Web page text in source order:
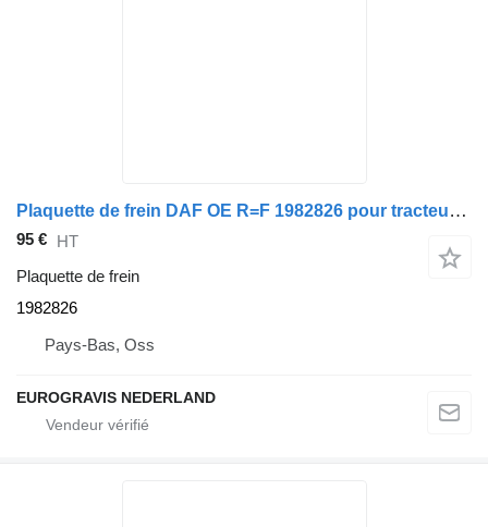
Plaquette de frein DAF OE R=F 1982826 pour tracteur routier DAF CF/XF
95 € HT
Plaquette de frein
1982826
Pays-Bas, Oss
EUROGRAVIS NEDERLAND